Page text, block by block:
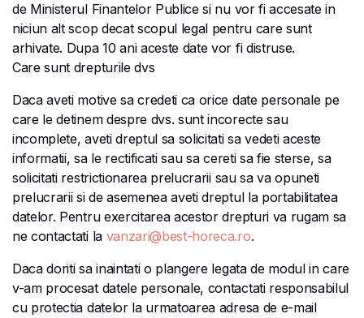
de Ministerul Finantelor Publice si nu vor fi accesate in
niciun alt scop decat scopul legal pentru care sunt
arhivate. Dupa 10 ani aceste date vor fi distruse.
Care sunt drepturile dvs
Daca aveti motive sa credeti ca orice date personale pe
care le detinem despre dvs. sunt incorecte sau
incomplete, aveti dreptul sa solicitati sa vedeti aceste
informatii, sa le rectificati sau sa cereti sa fie sterse, sa
solicitati restrictionarea prelucrarii sau sa va opuneti
prelucrarii si de asemenea aveti dreptul la portabilitatea
datelor. Pentru exercitarea acestor drepturi va rugam sa
ne contactati la vanzari@best-horeca.ro.
Daca doriti sa inaintati o plangere legata de modul in care
v-am procesat datele personale, contactati responsabilul
cu protectia datelor la urmatoarea adresa de e-mail